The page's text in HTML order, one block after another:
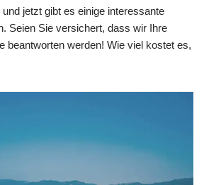
jetzt gibt es einige interessante
Seien Sie versichert, dass wir Ihre
beantworten werden! Wie viel kostet es,